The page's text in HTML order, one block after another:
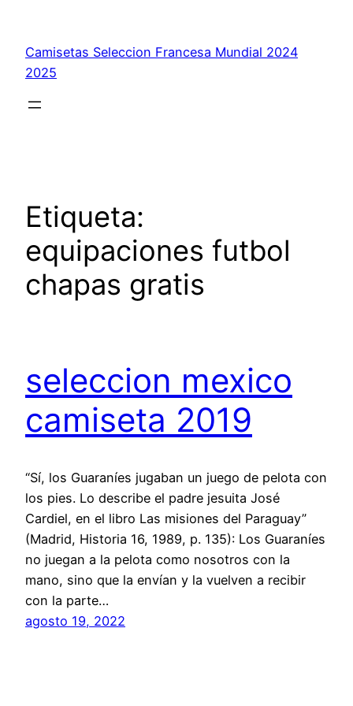
contenido
Camisetas Seleccion Francesa Mundial 2024
2025
Etiqueta:
equipaciones futbol
chapas gratis
seleccion mexico
camiseta 2019
“Sí, los Guaraníes jugaban un juego de pelota con
los pies. Lo describe el padre jesuita José
Cardiel, en el libro Las misiones del Paraguay”
(Madrid, Historia 16, 1989, p. 135): Los Guaraníes
no juegan a la pelota como nosotros con la
mano, sino que la envían y la vuelven a recibir
con la parte…
agosto 19, 2022